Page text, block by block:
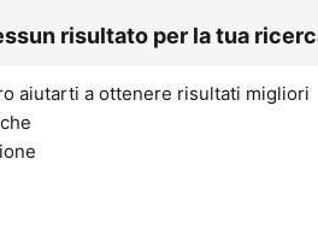
risultato per la tua
aiutarti a ottenere risultati migliori